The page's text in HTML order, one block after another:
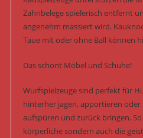
Zahnbelege spielerisch entfernt
angenehm massiert wird.
Taue mit oder ohne Ball können
Das schont Möbel und Schuhe!
Wurfspielzeuge sind perfekt für
hinterher jagen, apportieren oder
aufspüren und zurück bringen.
körperliche sondern auch die